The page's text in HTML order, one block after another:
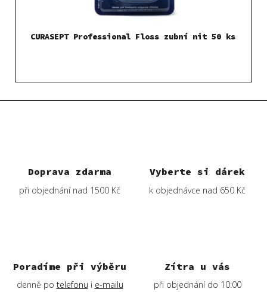
Doprava zdarma
při objednání nad 1500 Kč
Vyberte si dárek
k objednávce nad 650 Kč
Poradíme při výběru
denně po telefonu i e-mailu
Zítra u vás
při objednání do 10:00
CURASEPT Professional Floss zubní nit 50 ks